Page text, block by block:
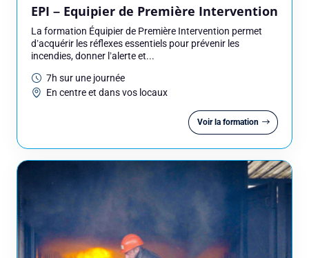
EPI – Equipier de Première Intervention
La formation Équipier de Première Intervention permet
d’acquérir les réflexes essentiels pour prévenir les
incendies, donner l’alerte et...
7h sur une journée
En centre et dans vos locaux
Voir la formation